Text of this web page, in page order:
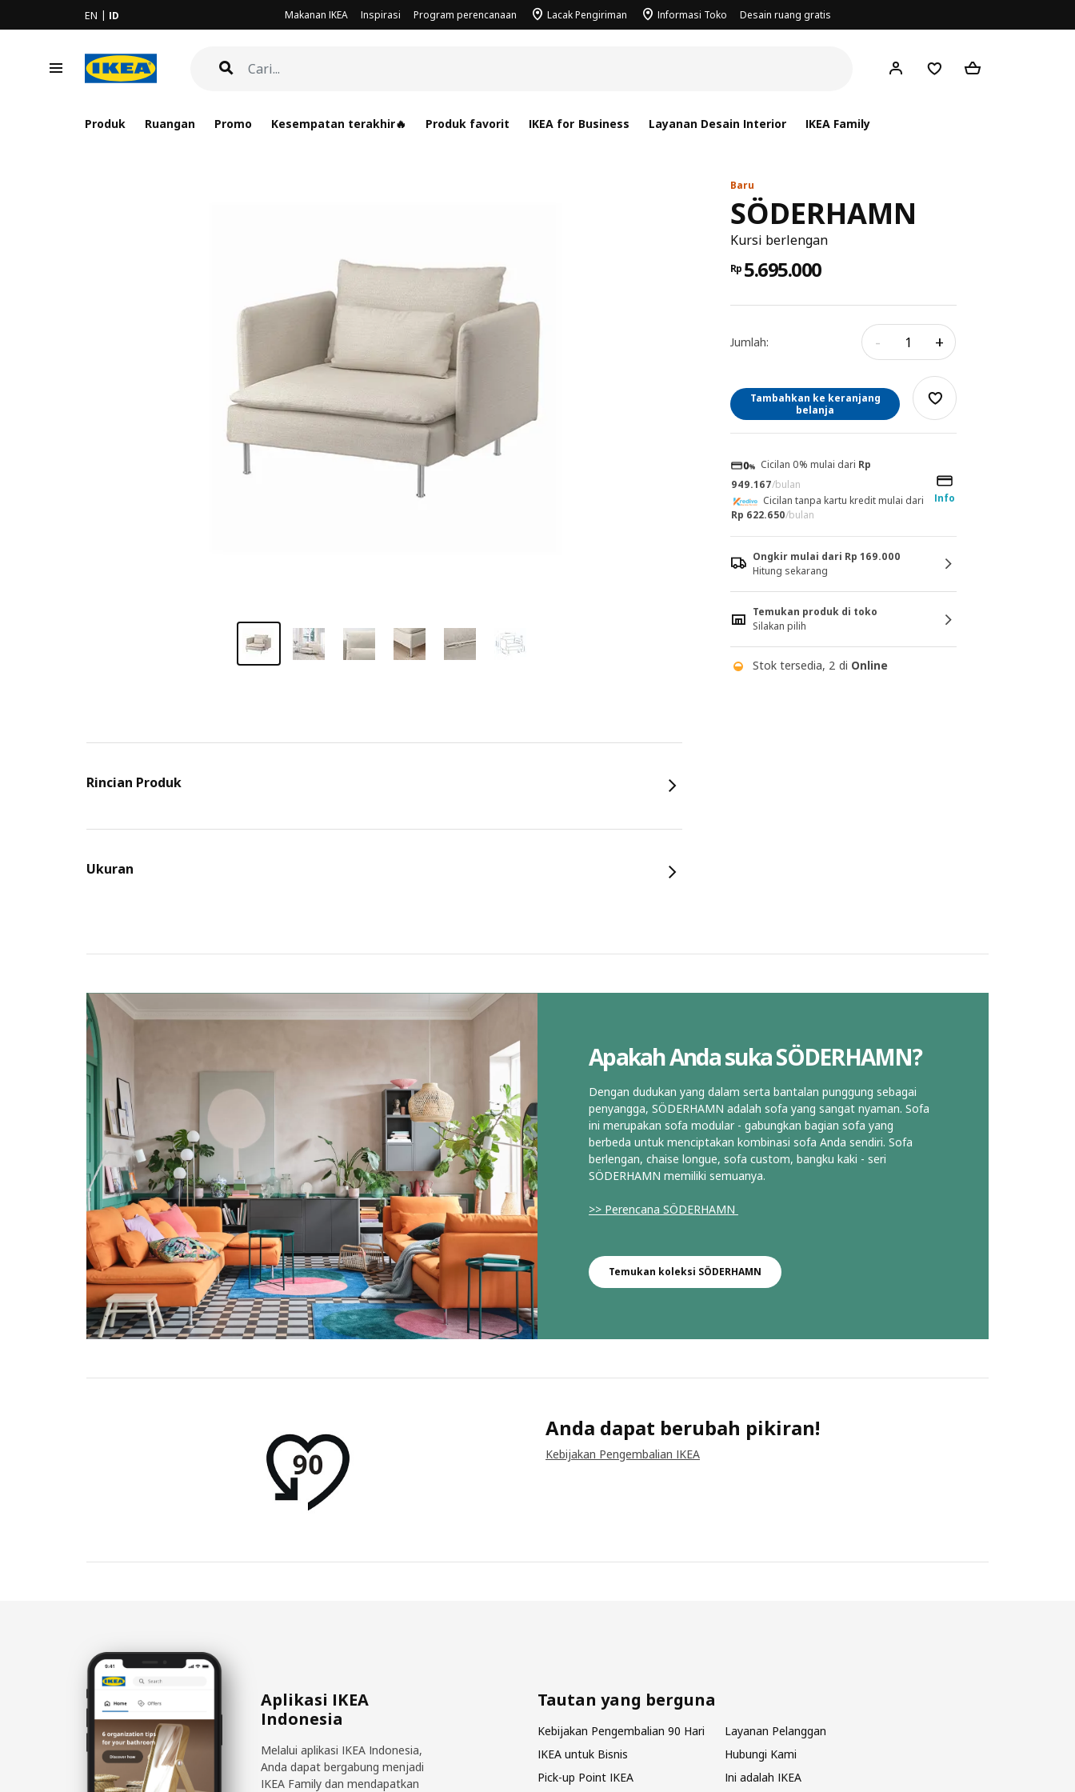
EN ID Makanan IKEA Inspirasi Program perencanaan Lacak Pengiriman Informasi Toko Desain ruang gratis
Produk Ruangan Promo Kesempatan terakhir🔥 Produk favorit IKEA for Business Layanan Desain Interior IKEA Family
Baru
SÖDERHAMN
Kursi berlengan
Rp 5.695.000
Jumlah: - +
Tambahkan ke keranjang
belanja
Cicilan 0% mulai dari Rp
949.167/bulan
Info
Cicilan tanpa kartu kredit mulai dari
Rp 622.650/bulan
Ongkir mulai dari Rp 169.000
Hitung sekarang
Temukan produk di toko
Silakan pilih
Stok tersedia, 2 di Online
Rincian Produk
Ukuran
Apakah Anda suka SÖDERHAMN?
Dengan dudukan yang dalam serta bantalan punggung sebagai
penyangga, SÖDERHAMN adalah sofa yang sangat nyaman. Sofa
ini merupakan sofa modular - gabungkan bagian sofa yang
berbeda untuk menciptakan kombinasi sofa Anda sendiri. Sofa
berlengan, chaise longue, sofa custom, bangku kaki - seri
SÖDERHAMN memiliki semuanya.
>> Perencana SÖDERHAMN
Temukan koleksi SÖDERHAMN
Anda dapat berubah pikiran!
Kebijakan Pengembalian IKEA
Aplikasi IKEA
Indonesia
Melalui aplikasi IKEA Indonesia,
Anda dapat bergabung menjadi
IKEA Family dan mendapatkan
Tautan yang berguna
Kebijakan Pengembalian 90 Hari
Layanan Pelanggan
IKEA untuk Bisnis
Hubungi Kami
Pick-up Point IKEA
Ini adalah IKEA